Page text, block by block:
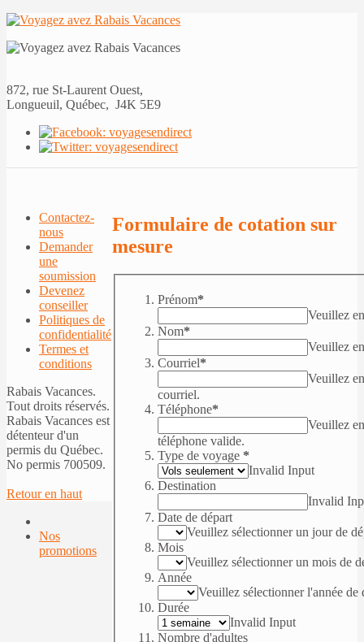
872, rue St-Laurent Ouest,
Longueuil, Québec, J4K 5E9
Formulaire de cotation sur
mesure
Prénom*
Veuillez
Nom*
Veuillez
Courriel*
Veuillez
courriel.
Téléphone*
Veuillez
téléphone valide.
Type de voyage *
Invalid Input
Destination
Invalid
Date de départ
Veuillez sélectionner un jour de
Mois
Veuillez sélectionner un mois de
Année
Veuillez sélectionner l'année de
Durée
Invalid Input
Nombre d'adultes
Contactez-
nous
Demander
une
soumission
Devenez
conseiller
Politiques de
confidentialité
Termes et
conditions
Rabais Vacances.
Tout droits réservés.
Rabais Vacances est
détenteur d'un
permis du Québec.
No permis 700509.
Retour en haut
Nos
promotions